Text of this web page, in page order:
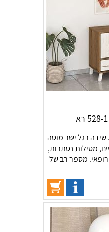
שידה מעוצבת דגם 528-1. שידה רגל ישר מוטה
מסילות נסתרות,
מספר רב של